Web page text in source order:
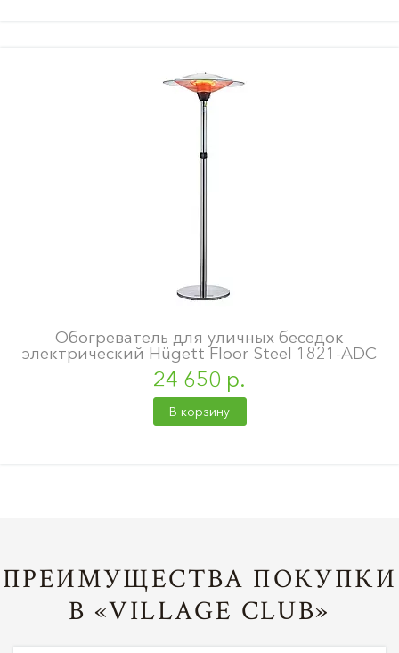
Обогреватель для уличных беседок
электрический Hügett Floor Steel 1821-ADC
24 650 р.
В корзину
ПРЕИМУЩЕСТВА ПОКУПКИ
В «VILLAGE CLUB»